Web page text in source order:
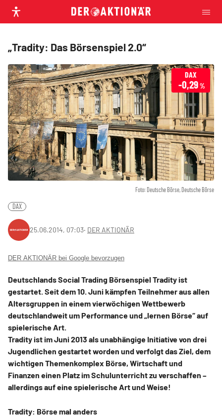
„Tradity: Das Börsenspiel 2.0“
Foto: Deutsche Börse, Deutsche Börse
DAX
-0,29%
DAX
25.06.2014, 07:03‧ DER AKTIONÄR
DER AKTIONÄR bei Google bevorzugen
Deutschlands Social Trading Börsenspiel Tradity ist
gestartet. Seit dem 10. Juni kämpfen Teilnehmer aus allen
Altersgruppen in einem vierwöchigen Wettbewerb
deutschlandweit um Performance und „lernen Börse“ auf
spielerische Art.
Tradity ist im Juni 2013 als unabhängige Initiative von drei
Jugendlichen gestartet worden und verfolgt das Ziel, dem
wichtigen Themenkomplex Börse, Wirtschaft und
Finanzen einen Platz im Schulunterricht zu verschaffen –
allerdings auf eine spielerische Art und Weise!
Tradity: Börse mal anders